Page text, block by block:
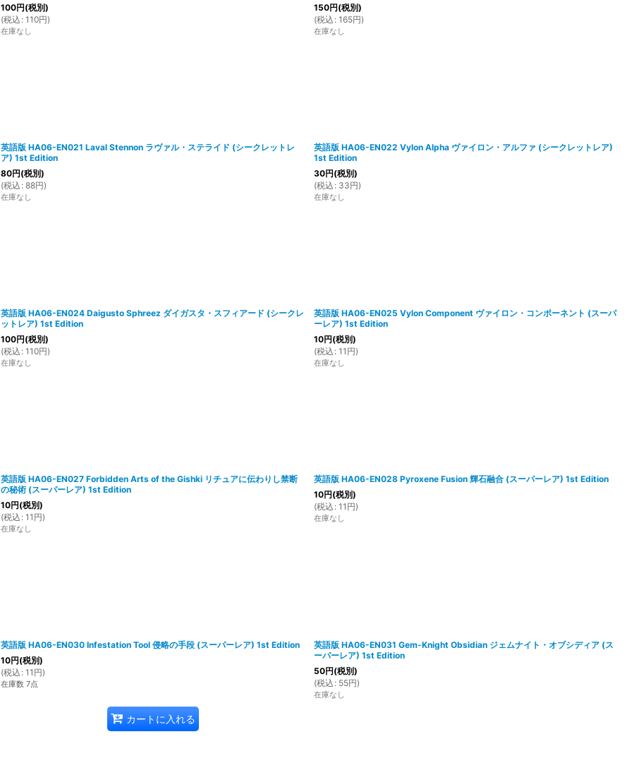
100円(税別)
(税込 : 110円)
在庫なし
150円(税別)
(税込 : 165円)
在庫なし
英語版 HA06-EN021 Laval Stennon ラヴァル・ステライド (シークレットレ
ア) 1st Edition
80円(税別)
(税込 : 88円)
在庫なし
英語版 HA06-EN022 Vylon Alpha ヴァイロン・アルファ (シークレットレア)
1st Edition
30円(税別)
(税込 : 33円)
在庫なし
英語版 HA06-EN024 Daigusto Sphreez ダイガスタ・スフィアード (シークレ
ットレア) 1st Edition
100円(税別)
(税込 : 110円)
在庫なし
英語版 HA06-EN025 Vylon Component ヴァイロン・コンポーネント (スーパ
ーレア) 1st Edition
10円(税別)
(税込 : 11 円)
在庫なし
英語版 HA06-EN027 Forbidden Arts of the Gishki リチュアに伝わりし禁断
の秘術 (スーパーレア) 1st Edition
10円(税別)
(税込 : 11 円)
在庫なし
英語版 HA06-EN028 Pyroxene Fusion 輝石融合 (スーパーレア) 1st Edition
10円(税別)
(税込 : 11 円)
在庫なし
英語版 HA06-EN030 Infestation Tool 侵略の手段 (スーパーレア) 1st Edition
10円(税別)
(税込 : 11 円)
在庫数 7点
カートに入れる
英語版 HA06-EN031 Gem-Knight Obsidian ジェムナイト・オブシディア (ス
ーパーレア) 1st Edition
50円(税別)
(税込 : 55円)
在庫なし